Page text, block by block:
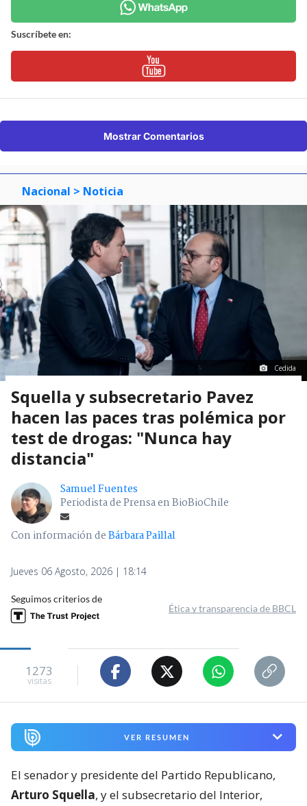
Suscríbete en:
Mostrar Comentarios
Nacional > Noticia
Cedida
Squella y subsecretario Pavez
hacen las paces tras polémica por
test de drogas: "Nunca hay
distancia"
Samuel Fuentes
Periodista de Prensa en BioBioChile
Con información deBárbara Paillal
Jueves 06 Agosto, 2026 | 18:14
Seguimos criterios de
Ética y transparencia de BBCL
1273
visitas
VER RESUMEN
El senador y presidente del Partido Republicano,
Arturo Squella, y el subsecretario del Interior,